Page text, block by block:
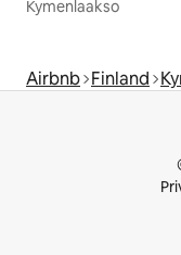
Kymenlaakso
Airbnb Finland